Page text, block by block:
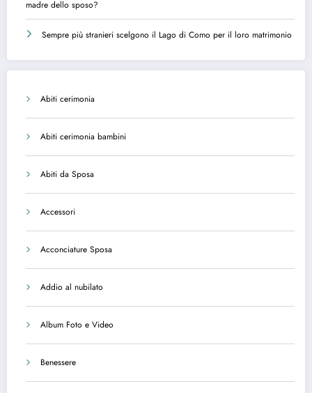
madre dello sposo?
Sempre più stranieri scelgono il Lago di Como per il loro matrimonio
Abiti cerimonia
Abiti cerimonia bambini
Abiti da Sposa
Accessori
Acconciature Sposa
Addio al nubilato
Album Foto e Video
Benessere